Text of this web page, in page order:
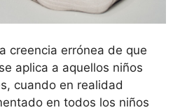
creencia errónea de que
aplica a aquellos niños
cuando en realidad
en todos los niños